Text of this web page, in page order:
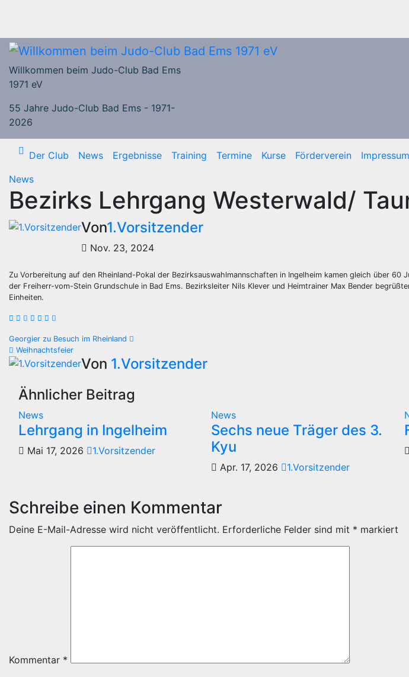
springen
Willkommen beim Judo-Club Bad Ems
1971 eV
55 Jahre Judo-Club Bad Ems - 1971-
2026
Der Club News Ergebnisse Training Termine Kurse Förderverein Impressum
News
Bezirks Lehrgang Westerwald/
Von1.Vorsitzender
Nov. 23, 2024
Zu Vorbereitung auf den Rheinland-Pokal der Bezirksauswahlmannschaften in Ingelheim kamen gleich über 60
der Freiherr-vom-Stein Grundschule in Bad Ems. Bezirksleiter Nils Klever und Heimtrainer Max Bender
Einheiten.
Beitragsnavigation
Georgier zu Besuch im Rheinland
Weihnachtsfeier
Von 1.Vorsitzender
Ähnlicher Beitrag
News
Lehrgang in Ingelheim
Mai 17, 2026 1.Vorsitzender
News
Sechs neue Träger des 3.
Kyu
Apr. 17, 2026 1.Vorsitzender
Schreibe einen Kommentar
Deine E-Mail-Adresse wird nicht veröffentlicht. Erforderliche Felder sind mit * markiert
Kommentar *